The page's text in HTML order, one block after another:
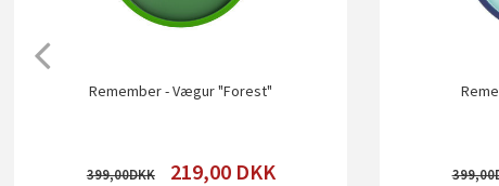
Remember - Vægur "Forest"
399,00 219,00 DKK 399,00